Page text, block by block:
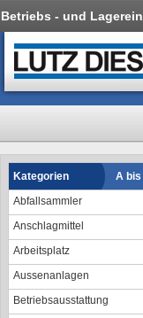
Betriebs - und
Kategorien
A bis
Abfallsammler
Anschlagmittel
Arbeitsplatz
Aussenanlagen
Betriebsausstattung